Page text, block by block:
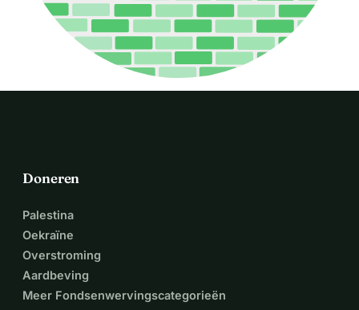
Doneren
Palestina
Oekraïne
Overstroming
Aardbeving
Meer Fondsenwervingscategorieën